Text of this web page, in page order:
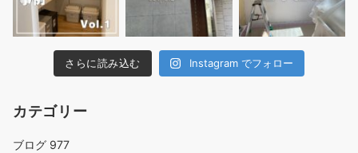
さらに読み込む Instagram でフォロー
カテゴリー
ブログ 977